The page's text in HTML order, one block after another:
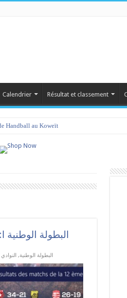
Calendrier Résultat et classement
Handball au Koweït
البطولة الوطنية ا:
البطولة الوطنية,